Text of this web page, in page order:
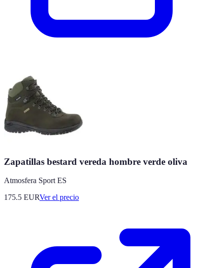
Zapatillas bestard vereda hombre verde oliva
Atmosfera Sport ES
175.5 EURVer el precio